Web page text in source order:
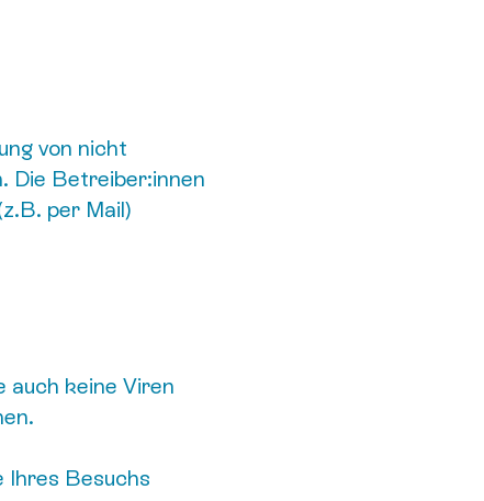
von nicht
Die Betreiber:innen
per Mail)
auch keine Viren
Ihres Besuchs